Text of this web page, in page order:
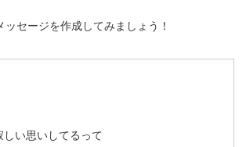
セージを作成してみましょう！
しい思いしてるって